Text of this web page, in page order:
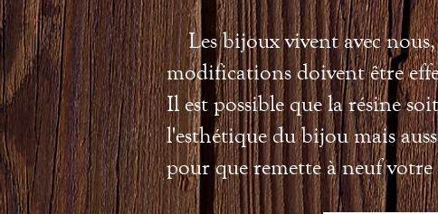
Les bijoux vivent avec nous,
modifications doivent être
Il est possible que la résine
l'esthétique du bijou mais
pour que remette à neuf